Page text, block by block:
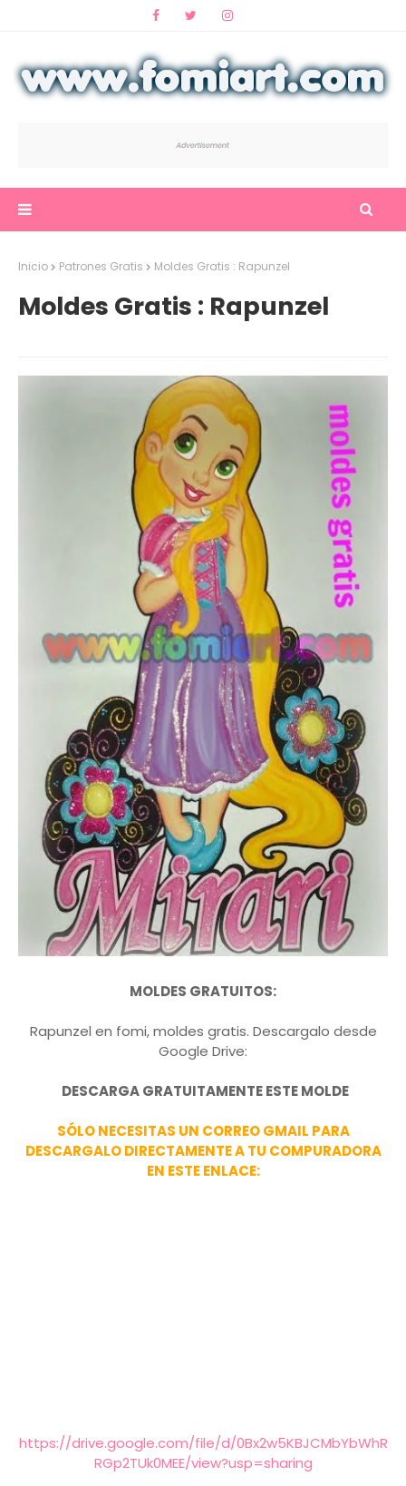
Inicio Patrones Gratis Moldes Gratis : Rapunzel
Moldes Gratis : Rapunzel
MOLDES GRATUITOS:
Rapunzel en fomi, moldes gratis. Descargalo desde
Google Drive:
DESCARGA GRATUITAMENTE ESTE MOLDE
SÓLO NECESITAS UN CORREO GMAIL PARA
DESCARGALO DIRECTAMENTE A TU COMPURADORA
EN ESTE ENLACE:
https://drive.google.com/file/d/0Bx2w5KBJCMbYbWhR
RGp2TUk0MEE/view?usp=sharing